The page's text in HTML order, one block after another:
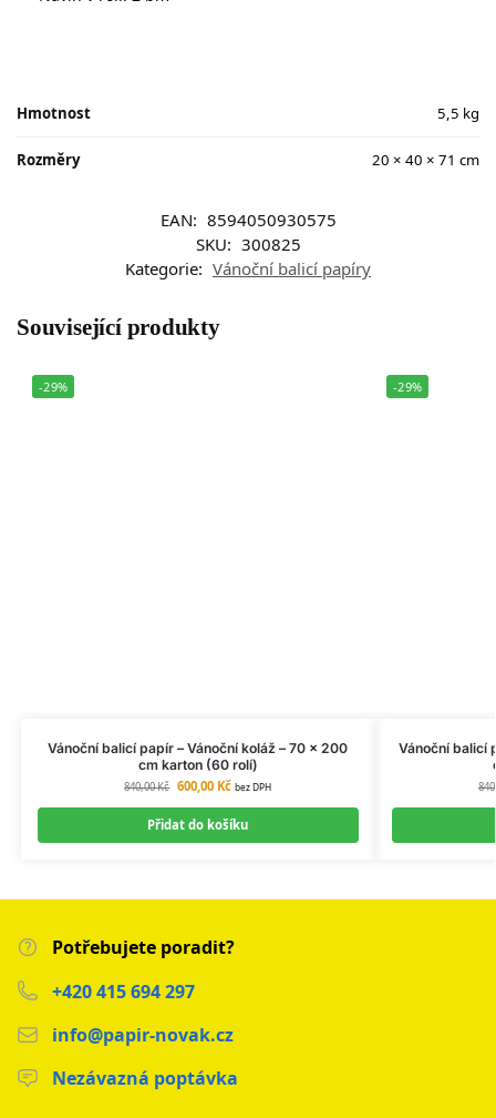
Hmotnost 5,5 kg
Rozměry 20 × 40 × 71 cm
EAN: 8594050930575
SKU: 300825
Kategorie: Vánoční balicí papíry
Související produkty
-29%
Vánoční balicí papír – Vánoční koláž – 70 × 200
cm karton (60 rolí)
840,00Kč 600,00 Kč bez DPH
Přidat do košíku
-29%
Vánoční balicí
Potřebujete poradit?
+420 415 694 297
info@papir-novak.cz
Nezávazná poptávka